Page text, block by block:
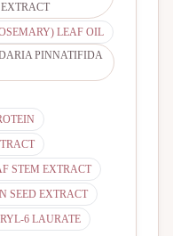
LEAF OIL
PINNATIFIDA
STEM EXTRACT
SEED EXTRACT
6 LAURATE